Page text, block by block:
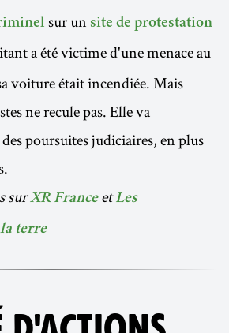
sur un site de protestation
a été victime d'une menace au
voiture était incendiée. Mais
ne recule pas. Elle va
poursuites judiciaires, en plus
surXR FranceetLes
terre